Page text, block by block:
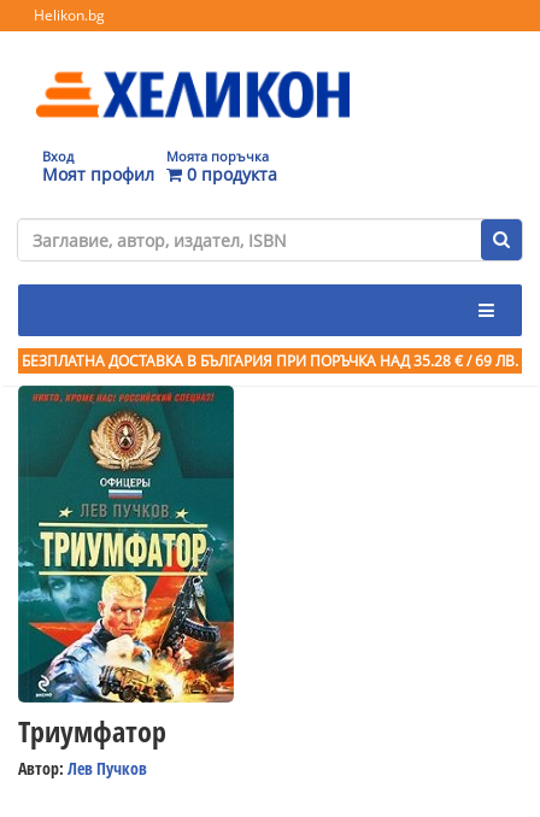
Helikon.bg
Вход
Моят профил
Моята поръчка
0 продукта
БЕЗПЛАТНА ДОСТАВКА В БЪЛГАРИЯ ПРИ ПОРЪЧКА НАД 35.28 € / 69 ЛВ.
Триумфатор
Автор: Лев Пучков